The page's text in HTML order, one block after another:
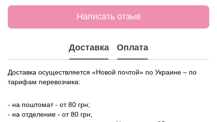
Написать отзыв
Доставка Оплата
Доставка осуществляется «Новой почтой» по Украине – по
тарифам перевозчика:
- на поштомат - от 80 грн;
- на отделение - от 80 грн;